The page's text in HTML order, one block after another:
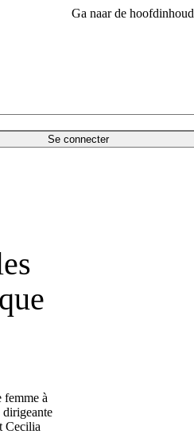
Ga naar de hoofdinhoud
Se connecter
femme à
Cecilia